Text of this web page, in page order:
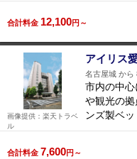
合計料金 12,100円～
アイリス
名古屋城 から
市内の中
や観光の
ンズ製ベ
画像提供：楽天トラベ
ル
合計料金 7,600円～